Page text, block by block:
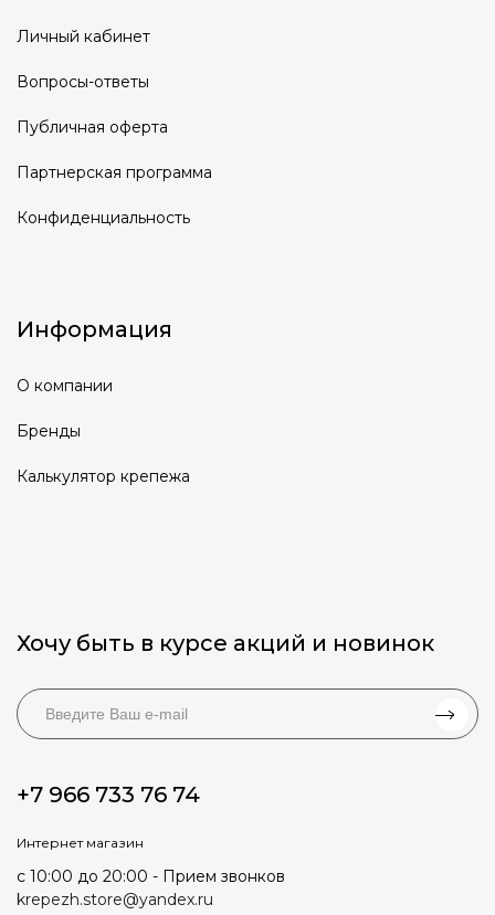
Личный кабинет
Вопросы-ответы
Публичная оферта
Партнерская программа
Конфиденциальность
Информация
О компании
Бренды
Калькулятор крепежа
Хочу быть в курсе акций и новинок
+7 966 733 76 74
Интернет магазин
с 10:00 до 20:00 - Прием звонков
krepezh.store@yandex.ru